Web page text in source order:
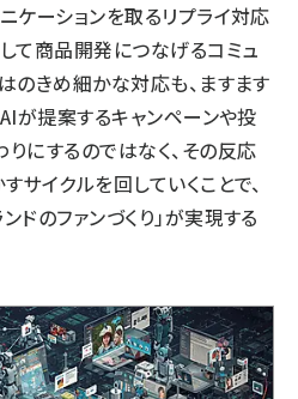
ケーションを取るリプライ対応
て商品開発につなげるコミュ
のきめ細かな対応も、ますます
が提案するキャンペーンや投
にするのではなく、その反応
サイクルを回していくことで、
ドのファンづくり」が実現する